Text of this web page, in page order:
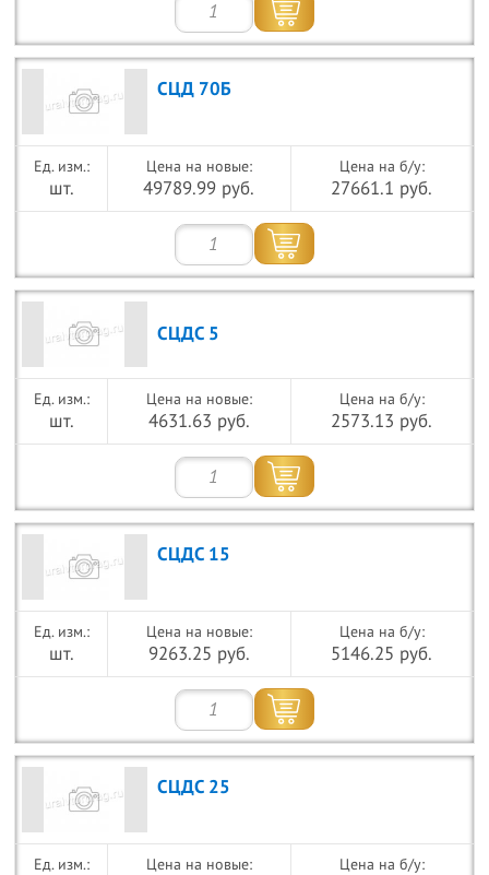
СЦД 70Б
шт.
Цена на новые:
49789.99 руб.
Цена на б/у:
27661.1 руб.
СЦДС 5
шт.
Цена на новые:
4631.63 руб.
Цена на б/у:
2573.13 руб.
СЦДС 15
шт.
Цена на новые:
9263.25 руб.
Цена на б/у:
5146.25 руб.
СЦДС 25
Цена на новые: Цена на б/у: